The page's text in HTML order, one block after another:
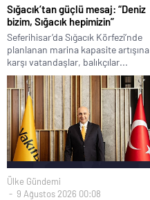
Sığacık’tan güçlü mesaj: “Deniz
bizim, Sığacık hepimizin”
Seferihisar’da Sığacık Körfezi’nde
planlanan marina kapasite artışına
karşı vatandaşlar, balıkçılar...
Ülke Gündemi
9 Ağustos 2026 00:08